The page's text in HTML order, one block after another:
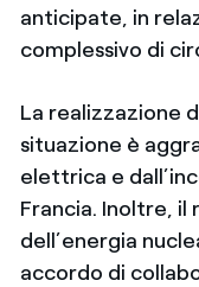
anticipate, in
complessivo di
La realizzazione
situazione è
elettrica e
Francia. Inoltre, il
dell’energia
accordo di